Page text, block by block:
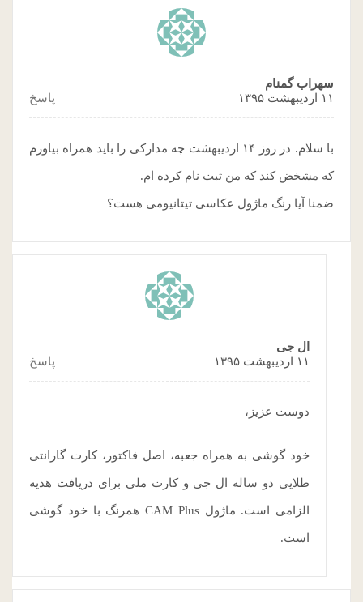
سهراب گمنام
۱۱ اردیبهشت ۱۳۹۵
پاسخ
با سلام. در روز ۱۴ اردیبهشت چه مدارکی را باید همراه بیاورم
که مشخض کند که من ثبت نام کرده ام.
ضمنا آیا رنگ ماژول عکاسی تیتانیومی هست؟
ال جی
۱۱ اردیبهشت ۱۳۹۵
پاسخ
دوست عزیز،
خود گوشی به همراه جعبه، اصل فاکتور، کارت گارانتی
طلایی دو ساله ال جی و کارت ملی برای دریافت هدیه
الزامی است. ماژول CAM Plus همرنگ با خود گوشی
است.